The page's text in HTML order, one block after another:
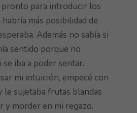
pronto para introducir los
más posibilidad de
Además no sabía si
sentido porque no
se iba a poder sentar.
mi intuición, empecé con
le sujetaba frutas blandas
y morder en mi regazo.